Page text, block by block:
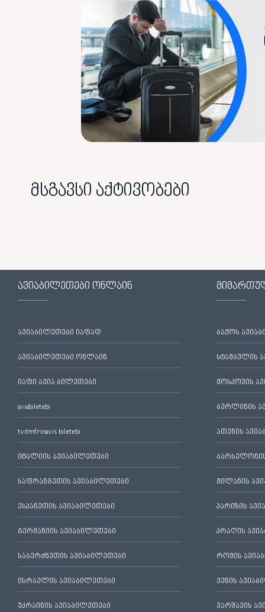
მსგავსი აქტივობები
ავიაბილეთები ონლაინ
ავიაბილეთები იაფად
ავიაბილეთები ონლაინ
იაფი ავია ბილეთები
aviabiletebi
tvitmfrinavis biletebi
იტალიის ავიაბილეთები
საფრანგეთის ავიაბილეთები
ესპანეთის ავიაბილეთები
გერმანიის ავიაბილეთები
საბერძნეთის ავიაბილეთები
ისრაელის ავიაბილეთები
უკრაინის ავიაბილეთები
ბაქოს
სტამბულის
მოსკოვის
ბერლინის
ათენის
მილანის
პარიზის
პრაღის
რომის
ვენის
ვარშავის